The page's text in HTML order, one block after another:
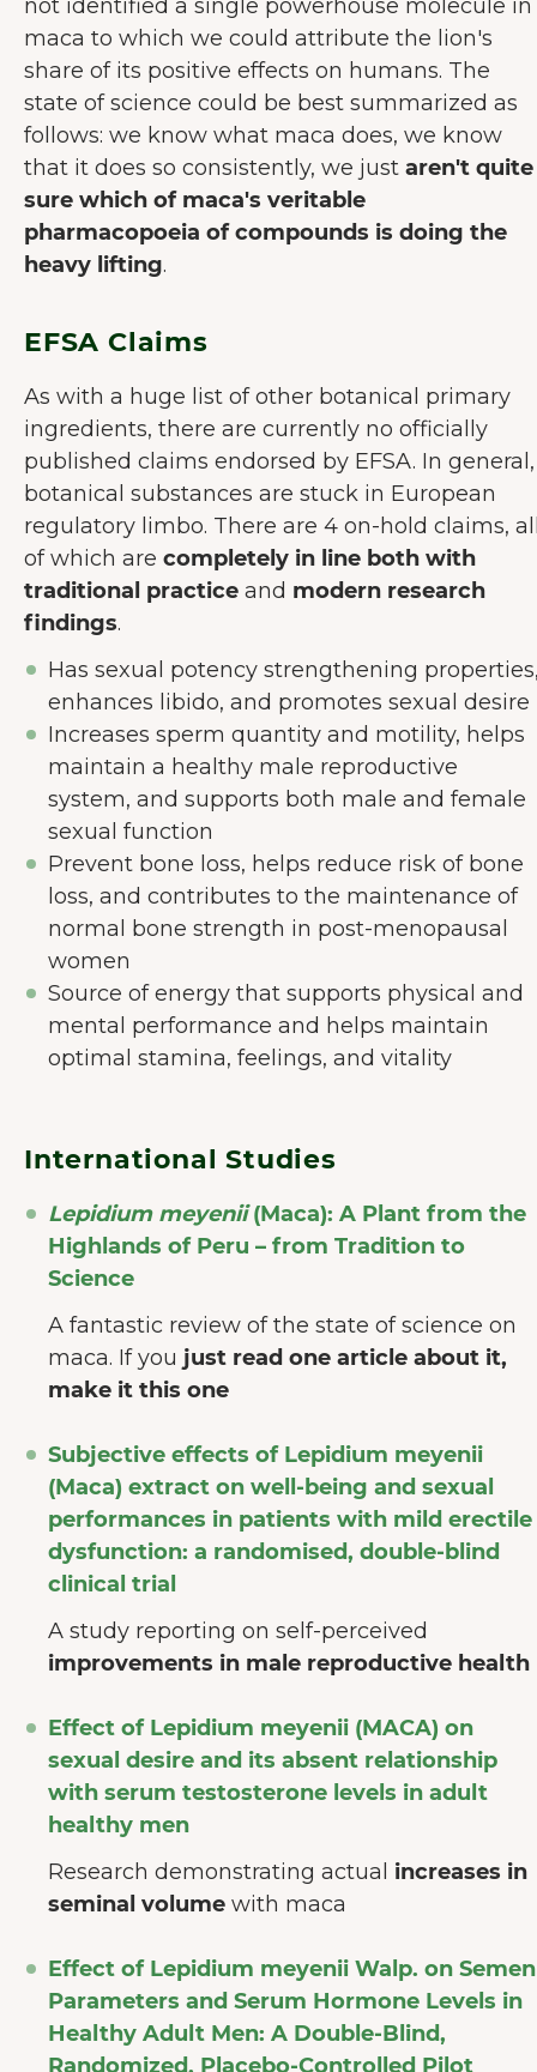
not identified a single powerhouse molecule in
maca to which we could attribute the lion's
share of its positive effects on humans. The
state of science could be best summarized as
follows: we know what maca does, we know
that it does so consistently, we just aren't quite
sure which of maca's veritable
pharmacopoeia of compounds is doing the
heavy lifting.
EFSA Claims
As with a huge list of other botanical primary
ingredients, there are currently no officially
published claims endorsed by EFSA. In general,
botanical substances are stuck in European
regulatory limbo. There are 4 on-hold claims,
of which are completely in line both with
traditional practice and modern research
findings.
Has sexual potency strengthening
enhances libido, and promotes sexual desire
Increases sperm quantity and motility, helps
maintain a healthy male reproductive
system, and supports both male and female
sexual function
Prevent bone loss, helps reduce risk of bone
loss, and contributes to the maintenance of
normal bone strength in post-menopausal
women
Source of energy that supports physical and
mental performance and helps maintain
optimal stamina, feelings, and vitality
International Studies
Lepidium meyenii(Maca): A Plant from the
Highlands of Peru – from Tradition to
Science
A fantastic review of the state of science on
maca. If you just read one article about it,
make it this one
Subjective effects of Lepidium meyenii
(Maca) extract on well-being and sexual
performances in patients with mild erectile
dysfunction: a randomised, double-blind
clinical trial
A study reporting on self-perceived
improvements in male reproductive health
Effect of Lepidium meyenii (MACA) on
sexual desire and its absent relationship
with serum testosterone levels in adult
healthy men
Research demonstrating actual increases in
seminal volume with maca
Effect of Lepidium meyenii Walp. on Semen
Parameters and Serum Hormone Levels in
Healthy Adult Men: A Double-Blind,
Randomized, Placebo-Controlled Pilot